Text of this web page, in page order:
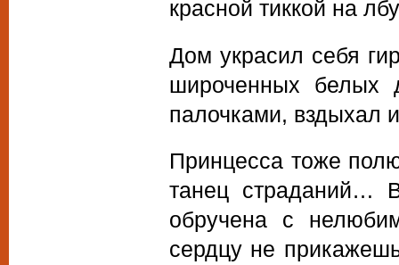
красной тиккой на
Дом украсил себя
широченных белых
палочками, вздыхал
Принцесса тоже
танец страданий…
обручена с
сердцу не